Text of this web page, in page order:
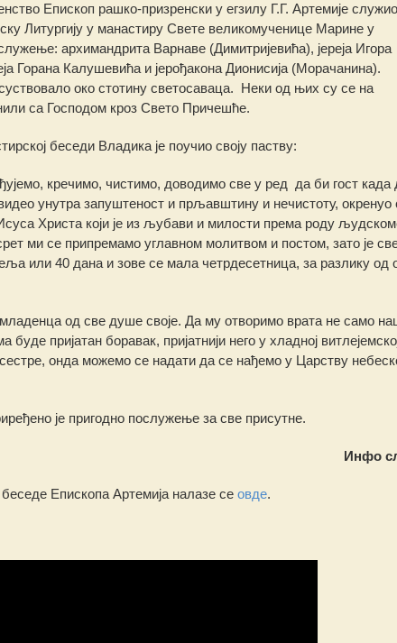
Епископ рашко-призренски у егзилу Г.Г. Артемије служио
Литургију у манастиру Свете великомученице Марине у
архимандрита Варнаве (Димитријевића), јереја Игора
Горана Калушевића и јерођакона Дионисија (Морачанина).
око стотину светосаваца. Неки од њих су се на
са Господом кроз Свето Причешће.
беседи Владика је поучио своју паству:
кречимо, чистимо, доводимо све у ред да би гост када
унутра запуштеност и прљавштину и нечистоту, окренуо
Христа који је из љубави и милости према роду
ми се припремамо углавном молитвом и постом, зато је
или 40 дана и зове се мала четрдесетница, за разлику од
од све душе своје. Да му отворимо врата не само
пријатан боравак, пријатнији него у хладној
онда можемо се надати да се нађемо у Царству
је пригодно послужење за све присутне.
Инфо
Епископа Артемија налазе се овде.